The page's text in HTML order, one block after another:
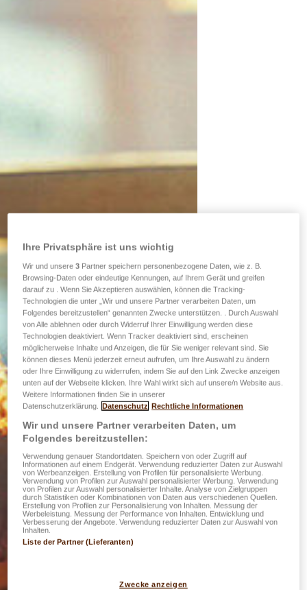
Ihre Privatsphäre ist uns wichtig
Wir und unsere3 Partner speichern personenbezogene Daten, wie z. B.
Browsing-Daten oder eindeutige Kennungen, auf Ihrem Gerät und greifen
darauf zu . Wenn Sie Akzeptieren auswählen, können die Tracking-
Technologien die unter „Wir und unsere Partner verarbeiten Daten, um
Folgendes bereitzustellen“ genannten Zwecke unterstützen. . Durch Auswahl
von Alle ablehnen oder durch Widerruf Ihrer Einwilligung werden diese
Technologien deaktiviert. Wenn Tracker deaktiviert sind, erscheinen
möglicherweise Inhalte und Anzeigen, die für Sie weniger relevant sind. Sie
können dieses Menü jederzeit erneut aufrufen, um Ihre Auswahl zu ändern
oder Ihre Einwilligung zu widerrufen, indem Sie auf den Link Zwecke anzeigen
unten auf der Webseite klicken. Ihre Wahl wirkt sich auf unsere/n Website aus.
Weitere Informationen finden Sie in unserer
Datenschutzerklärung. Datenschutz Rechtliche Informationen
Wir und unsere Partner verarbeiten Daten, um
Folgendes bereitzustellen:
Verwendung genauer Standortdaten. Speichern von oder Zugriff auf
Informationen auf einem Endgerät. Verwendung reduzierter Daten zur Auswahl
von Werbeanzeigen. Erstellung von Profilen für personalisierte Werbung.
Verwendung von Profilen zur Auswahl personalisierter Werbung. Verwendung
von Profilen zur Auswahl personalisierter Inhalte. Analyse von Zielgruppen
durch Statistiken oder Kombinationen von Daten aus verschiedenen Quellen.
Erstellung von Profilen zur Personalisierung von Inhalten. Messung der
Werbeleistung. Messung der Performance von Inhalten. Entwicklung und
Verbesserung der Angebote. Verwendung reduzierter Daten zur Auswahl von
Inhalten.
Liste der Partner (Lieferanten)
Zwecke anzeigen